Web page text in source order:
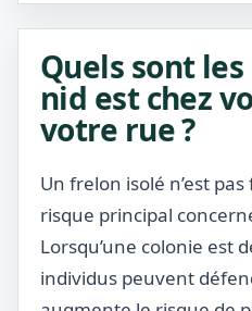
Quels sont
nid est chez
votre rue ?
Un frelon isolé n’est
risque principal
Lorsqu’une colonie est
individus peuvent